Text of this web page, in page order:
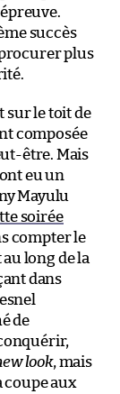
succès
plus
sur le toit de
composée
être. Mais
eu un
Mayulu
soirée
compter le
long de la
dans
de
look, mais
coupe aux